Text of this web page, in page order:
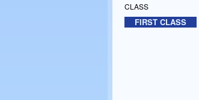
CLASS
FIRST CLASS